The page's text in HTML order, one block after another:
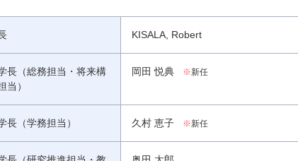
KISALA, Robert
長（総務担当・将来構
当）
岡田 悦典 ※新任
長（学務担当） 久村 恵子 ※新任